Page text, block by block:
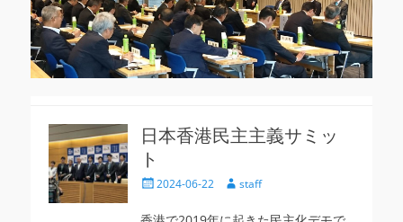
日本香港民主主義サミッ
ト
投
日
2024-06-22
投
者
staff